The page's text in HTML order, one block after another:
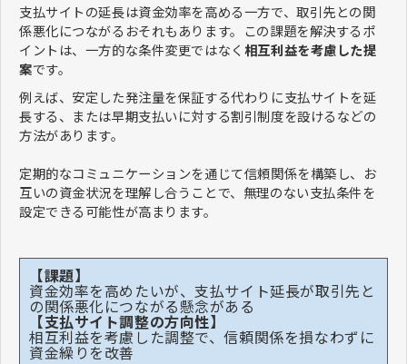
支払サイトの延長は資金効率を高める一方で、取引先との関
係悪化につながるおそれもあります。この課題を解決するポ
イントは、一方的な条件変更ではなく 相互利益を考慮した提
案です。
例えば、安定した発注量を保証する代わりに支払サイトを延
長する、または早期支払いに対する割引制度を設けるなどの
方法があります。
定期的なコミュニケーションを通じて信頼関係を構築し、お
互いの資金状況を理解し合うことで、無理のない支払条件を
設定できる可能性が高まります。
【課題】
資金効率を高めたいが、支払サイト延長が取引先と
の関係悪化につながる懸念がある
【支払サイト調整の方向性】
相互利益を考慮した調整で、信頼関係を損なわずに
資金繰りを改善